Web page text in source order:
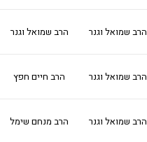
הרב שמואל וגנר הרב שמואל וגנר
הרב שמואל וגנר הרב חיים חפץ
הרב שמואל וגנר הרב מנחם שימל